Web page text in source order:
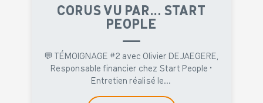
CORUS VU PAR… START
PEOPLE
💬 TÉMOIGNAGE #2 avec Olivier DEJAEGERE,
Responsable financier chez Start People •
Entretien réalisé le...